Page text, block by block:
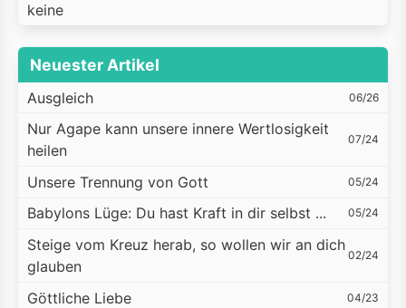
keine
Neuester Artikel
Ausgleich 06/26
Nur Agape kann unsere innere Wertlosigkeit
heilen
07/24
Unsere Trennung von Gott 05/24
Babylons Lüge: Du hast Kraft in dir selbst ... 05/24
Steige vom Kreuz herab, so wollen wir an dich
glauben
02/24
Göttliche Liebe 04/23